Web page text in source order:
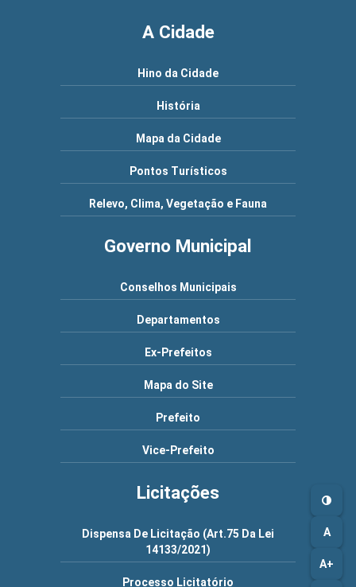
A
A+
A Cidade
Hino da Cidade
História
Mapa da Cidade
Pontos Turísticos
Relevo, Clima, Vegetação e Fauna
Governo Municipal
Conselhos Municipais
Departamentos
Ex-Prefeitos
Mapa do Site
Prefeito
Vice-Prefeito
Licitações
Dispensa De Licitação (Art.75 Da Lei
14133/2021)
Processo Licitatório